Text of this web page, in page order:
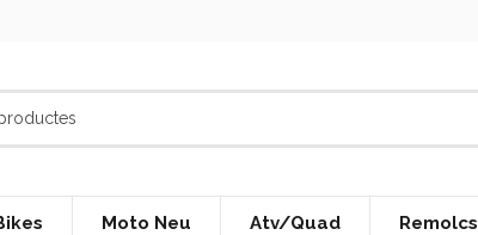
Moto Neu Atv/Quad Remolcs